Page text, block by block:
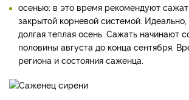
осенью: в это время рекомендуют
закрытой корневой системой. Идеально,
долгая теплая осень. Сажать начинают
половины августа до конца сентября.
региона и состояния саженца.